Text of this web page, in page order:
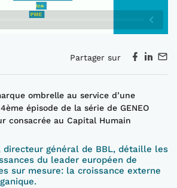
Partager sur
ombrelle au service d’une
épisode de la série de GENEO
consacrée au Capital Humain
directeur général de BBL, détaille les
du leader européen de
sur mesure: la croissance externe